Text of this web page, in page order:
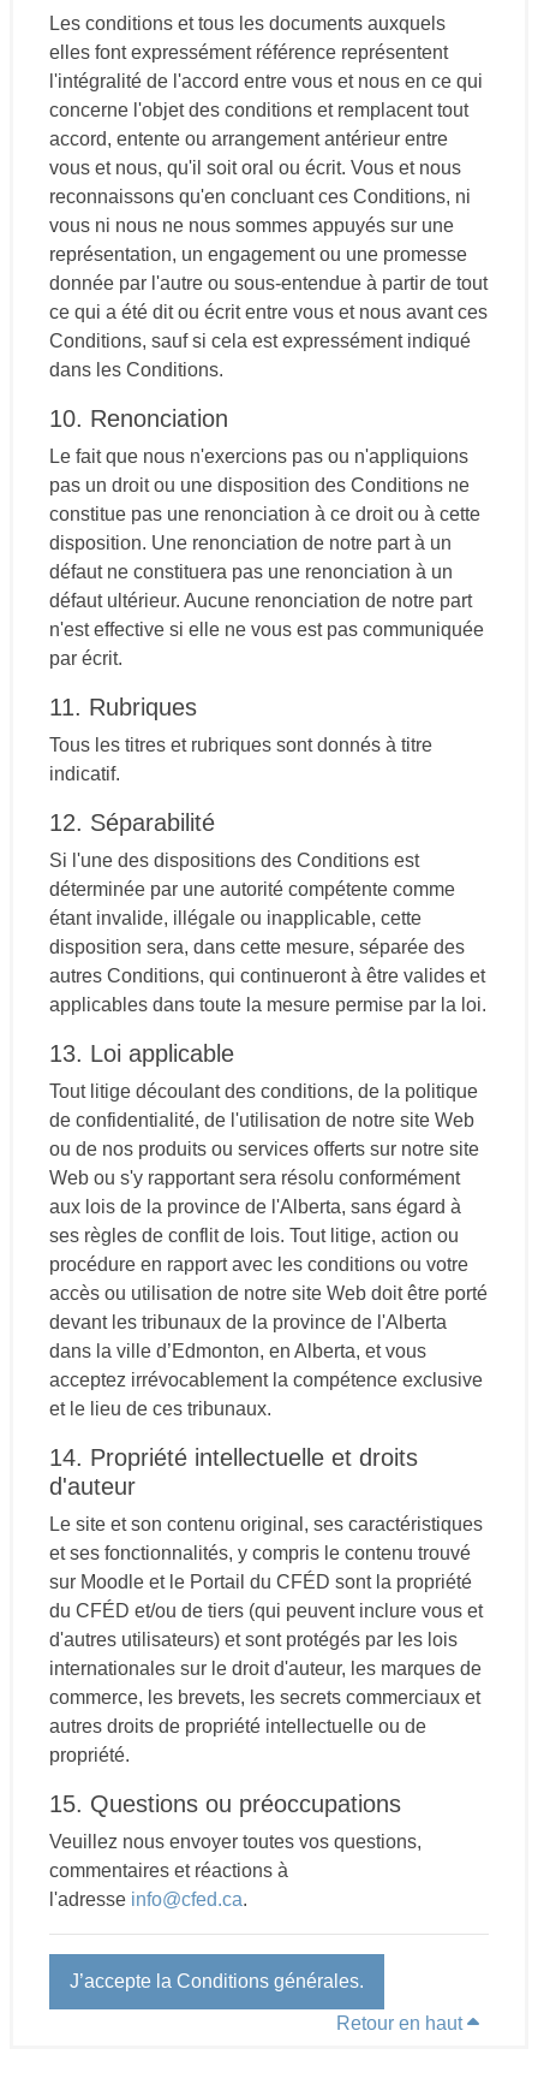
Les conditions et tous les documents auxquels
elles font expressément référence représentent
l'intégralité de l'accord entre vous et nous en ce qui
concerne l'objet des conditions et remplacent tout
accord, entente ou arrangement antérieur entre
vous et nous, qu'il soit oral ou écrit. Vous et nous
reconnaissons qu'en concluant ces Conditions, ni
vous ni nous ne nous sommes appuyés sur une
représentation, un engagement ou une promesse
donnée par l'autre ou sous-entendue à partir de tout
ce qui a été dit ou écrit entre vous et nous avant ces
Conditions, sauf si cela est expressément indiqué
dans les Conditions.
10. Renonciation
Le fait que nous n'exercions pas ou n'appliquions
pas un droit ou une disposition des Conditions ne
constitue pas une renonciation à ce droit ou à cette
disposition. Une renonciation de notre part à un
défaut ne constituera pas une renonciation à un
défaut ultérieur. Aucune renonciation de notre part
n'est effective si elle ne vous est pas communiquée
par écrit.
11. Rubriques
Tous les titres et rubriques sont donnés à titre
indicatif.
12. Séparabilité
Si l'une des dispositions des Conditions est
déterminée par une autorité compétente comme
étant invalide, illégale ou inapplicable, cette
disposition sera, dans cette mesure, séparée des
autres Conditions, qui continueront à être valides et
applicables dans toute la mesure permise par la loi.
13. Loi applicable
Tout litige découlant des conditions, de la politique
de confidentialité, de l'utilisation de notre site Web
ou de nos produits ou services offerts sur notre site
Web ou s'y rapportant sera résolu conformément
aux lois de la province de l'Alberta, sans égard à
ses règles de conflit de lois. Tout litige, action ou
procédure en rapport avec les conditions ou votre
accès ou utilisation de notre site Web doit être porté
devant les tribunaux de la province de l'Alberta
dans la ville d’Edmonton, en Alberta, et vous
acceptez irrévocablement la compétence exclusive
et le lieu de ces tribunaux.
14. Propriété intellectuelle et droits
d'auteur
Le site et son contenu original, ses caractéristiques
et ses fonctionnalités, y compris le contenu trouvé
sur Moodle et le Portail du CFÉD sont la propriété
du CFÉD et/ou de tiers (qui peuvent inclure vous et
d'autres utilisateurs) et sont protégés par les lois
internationales sur le droit d'auteur, les marques de
commerce, les brevets, les secrets commerciaux et
autres droits de propriété intellectuelle ou de
propriété.
15. Questions ou préoccupations
Veuillez nous envoyer toutes vos questions,
commentaires et réactions à
l'adresse info@cfed.ca.
J’accepte la Conditions générales.
Retour en haut